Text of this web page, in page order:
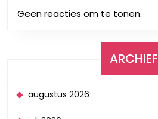
Geen reacties om te tonen.
ARCHIEF
augustus 2026